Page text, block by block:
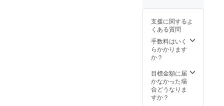
象とし
た
「Web
ライ
ティン
グ相談
す。 プ
ロのラ
イター
イター
として
活動を
してい
るがな
かなか
い、ブ
ログで
情報発
掲載し
ます。
■エッセ
イ集巻
末にお
名前の
ない場
合 その
旨備考
イ集巻
名前の
掲載を
希望す
る場合
備考欄
前をご
入力く
ださ
い。 記
支援に関するよ
くある質問
手数料はいく
らかかります
か？
目標金額に届
かなかった場
合どうなりま
すか？